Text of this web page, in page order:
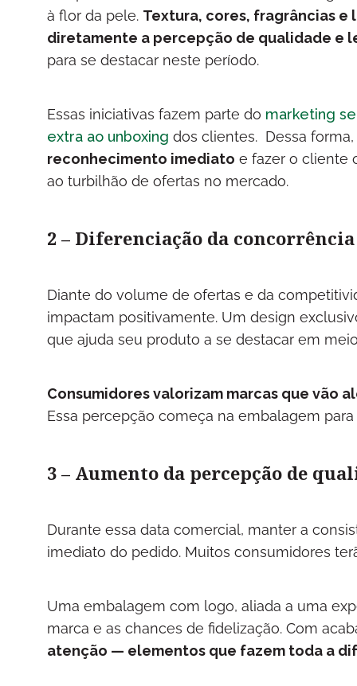
à flor da pele. Textura, cores, fragrâncias
diretamente a percepção de qualidade e
para se destacar neste período.
Essas iniciativas fazem parte do marketing
extra ao unboxing dos clientes. Dessa forma,
reconhecimento imediato e fazer o cliente
ao turbilhão de ofertas no mercado.
2 – Diferenciação da
Diante do volume de ofertas e da
impactam positivamente. Um design
que ajuda seu produto a se destacar em
Consumidores valorizam marcas que vão
Essa percepção começa na embalagem
3 – Aumento da percepção de
Durante essa data comercial, manter a
imediato do pedido. Muitos consumidores
Uma embalagem com logo, aliada a uma
marca e as chances de fidelização. Com
atenção — elementos que fazem toda a